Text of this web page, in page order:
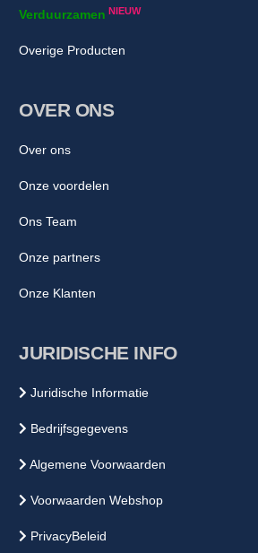
Verduurzamen NIEUW
Overige Producten
OVER ONS
Over ons
Onze voordelen
Ons Team
Onze partners
Onze Klanten
JURIDISCHE INFO
Juridische Informatie
Bedrijfsgegevens
Algemene Voorwaarden
Voorwaarden Webshop
PrivacyBeleid